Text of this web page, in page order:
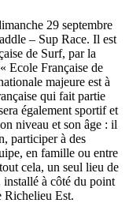
29 septembre
– Sup Race. Il est
de Surf, par la
Ecole Française de
majeure est à
qui fait partie
également sportif et
niveau et son âge : il
participer à des
en famille ou entre
cela, un seul lieu de
à côté du point
Richelieu Est.